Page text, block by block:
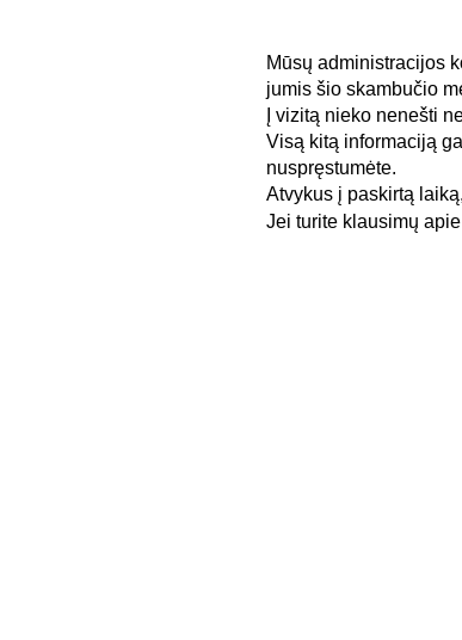
Mūsų administracijos
jumis šio skambučio
Į vizitą nieko nenešti
Visą kitą informaciją
nuspręstumėte.
Atvykus į paskirtą
Jei turite klausimų